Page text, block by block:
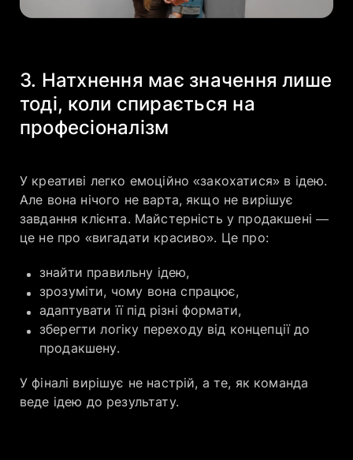
3. Натхнення має значення лише
тоді, коли спирається на
професіоналізм
У креативі легко емоційно «закохатися» в ідею.
Але вона нічого не варта, якщо не вирішує
завдання клієнта. Майстерність у продакшені —
це не про «вигадати красиво». Це про:
знайти правильну ідею,
зрозуміти, чому вона спрацює,
адаптувати її під різні формати,
зберегти логіку переходу від концепції до
продакшену.
У фіналі вирішує не настрій, а те, як команда
веде ідею до результату.